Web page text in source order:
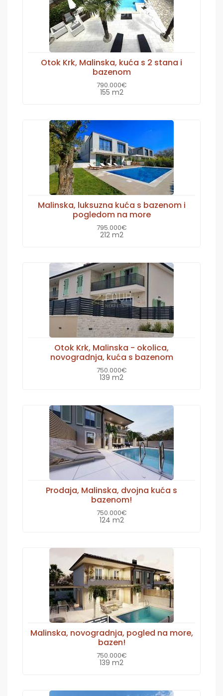
Otok Krk, Malinska, kuća s 2 stana i
bazenom
790.000€
155 m2
Malinska, luksuzna kuća s bazenom i
pogledom na more
795.000€
212 m2
Otok Krk, Malinska - okolica,
novogradnja, kuća s bazenom
750.000€
139 m2
Prodaja, Malinska, dvojna kuća s
bazenom!
750.000€
124 m2
Malinska, novogradnja, pogled na more,
bazen!
750.000€
139 m2